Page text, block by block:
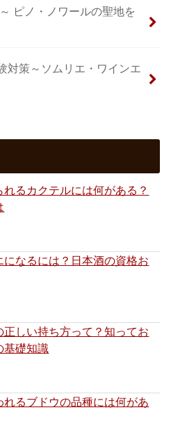
ピノ・ノワールの聖地を
対策～ソムリエ・ワインエ
るカクテルには何がある？
になるには？日本酒の資格お
正しい持ち方って？知ってお
基礎知識
れるブドウの品種には何があ